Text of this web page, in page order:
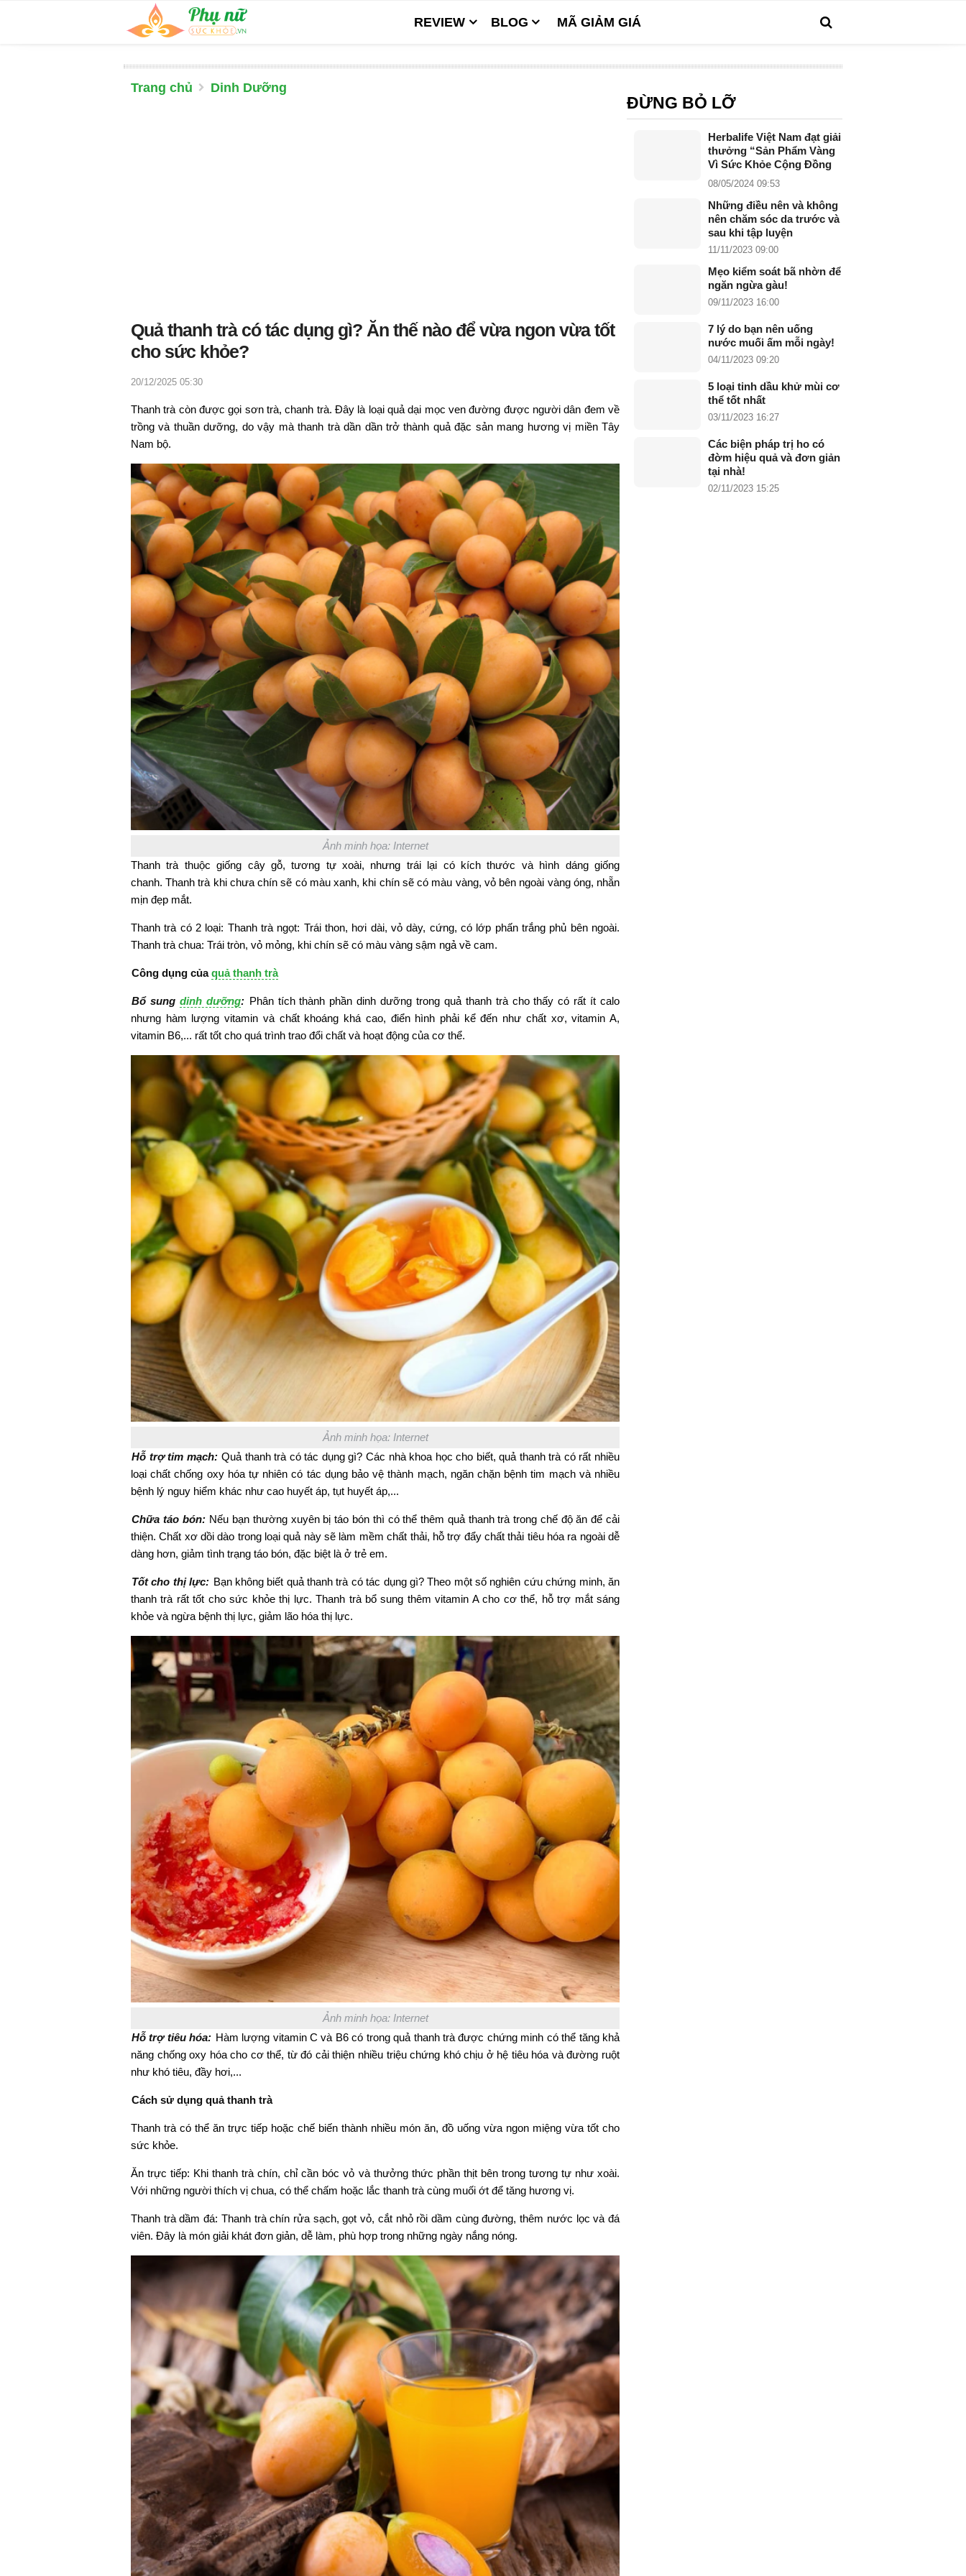
REVIEW BLOG MÃ GIẢM GIÁ
Trang chủ Dinh Dưỡng
Quả thanh trà có tác dụng gì? Ăn thế nào để vừa ngon vừa tốt
cho sức khỏe?
20/12/2025 05:30
Thanh trà còn được gọi sơn trà, chanh trà. Đây là loại quả dại mọc ven đường được người dân đem về
trồng và thuần dưỡng, do vậy mà thanh trà dần dần trở thành quả đặc sản mang hương vị miền Tây
Nam bộ.
Ảnh minh họa: Internet
Thanh trà thuộc giống cây gỗ, tương tự xoài, nhưng trái lại có kích thước và hình dáng giống
chanh. Thanh trà khi chưa chín sẽ có màu xanh, khi chín sẽ có màu vàng, vỏ bên ngoài vàng óng, nhẵn
mịn đẹp mắt.
Thanh trà có 2 loại: Thanh trà ngọt: Trái thon, hơi dài, vỏ dày, cứng, có lớp phấn trắng phủ bên ngoài.
Thanh trà chua: Trái tròn, vỏ mỏng, khi chín sẽ có màu vàng sậm ngả về cam.
Công dụng củaquả thanh trà
Bổ sung dinh dưỡng: Phân tích thành phần dinh dưỡng trong quả thanh trà cho thấy có rất ít calo
nhưng hàm lượng vitamin và chất khoáng khá cao, điển hình phải kể đến như chất xơ, vitamin A,
vitamin B6,... rất tốt cho quá trình trao đổi chất và hoạt động của cơ thể.
Ảnh minh họa: Internet
Hỗ trợ tim mạch: Quả thanh trà có tác dụng gì? Các nhà khoa học cho biết, quả thanh trà có rất nhiều
loại chất chống oxy hóa tự nhiên có tác dụng bảo vệ thành mạch, ngăn chặn bệnh tim mạch và nhiều
bệnh lý nguy hiểm khác như cao huyết áp, tụt huyết áp,...
Chữa táo bón: Nếu bạn thường xuyên bị táo bón thì có thể thêm quả thanh trà trong chế độ ăn để cải
thiện. Chất xơ dồi dào trong loại quả này sẽ làm mềm chất thải, hỗ trợ đẩy chất thải tiêu hóa ra ngoài dễ
dàng hơn, giảm tình trạng táo bón, đặc biệt là ở trẻ em.
Tốt cho thị lực: Bạn không biết quả thanh trà có tác dụng gì? Theo một số nghiên cứu chứng minh, ăn
thanh trà rất tốt cho sức khỏe thị lực. Thanh trà bổ sung thêm vitamin A cho cơ thể, hỗ trợ mắt sáng
khỏe và ngừa bệnh thị lực, giảm lão hóa thị lực.
Ảnh minh họa: Internet
Hỗ trợ tiêu hóa: Hàm lượng vitamin C và B6 có trong quả thanh trà được chứng minh có thể tăng khả
năng chống oxy hóa cho cơ thể, từ đó cải thiện nhiều triệu chứng khó chịu ở hệ tiêu hóa và đường ruột
như khó tiêu, đầy hơi,...
Cách sử dụng quả thanh trà
Thanh trà có thể ăn trực tiếp hoặc chế biến thành nhiều món ăn, đồ uống vừa ngon miệng vừa tốt cho
sức khỏe.
Ăn trực tiếp: Khi thanh trà chín, chỉ cần bóc vỏ và thưởng thức phần thịt bên trong tương tự như xoài.
Với những người thích vị chua, có thể chấm hoặc lắc thanh trà cùng muối ớt để tăng hương vị.
Thanh trà dầm đá: Thanh trà chín rửa sạch, gọt vỏ, cắt nhỏ rồi dầm cùng đường, thêm nước lọc và đá
viên. Đây là món giải khát đơn giản, dễ làm, phù hợp trong những ngày nắng nóng.
ĐỪNG BỎ LỠ
Herbalife Việt Nam đạt giải
thưởng “Sản Phẩm Vàng
Vì Sức Khỏe Cộng Đồng
năm 2024”
08/05/2024 09:53
Những điều nên và không
nên chăm sóc da trước và
sau khi tập luyện
11/11/2023 09:00
Mẹo kiểm soát bã nhờn để
ngăn ngừa gàu!
09/11/2023 16:00
7 lý do bạn nên uống
nước muối ấm mỗi ngày!
04/11/2023 09:20
5 loại tinh dầu khử mùi cơ
thể tốt nhất
03/11/2023 16:27
Các biện pháp trị ho có
đờm hiệu quả và đơn giản
tại nhà!
02/11/2023 15:25